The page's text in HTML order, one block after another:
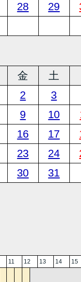
28 29
金 土
2
3
9 10
16 17
23 24
30 31
11 12 13 14 15